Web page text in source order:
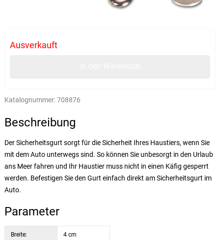
Ausverkauft
Katalognummer:708876
Beschreibung
Der Sicherheitsgurt sorgt für die Sicherheit Ihres Haustiers, wenn Sie
mit dem Auto unterwegs sind. So können Sie unbesorgt in den Urlaub
ans Meer fahren und Ihr Haustier muss nicht in einen Käfig gesperrt
werden. Befestigen Sie den Gurt einfach direkt am Sicherheitsgurt im
Auto.
Parameter
Breite: 4 cm